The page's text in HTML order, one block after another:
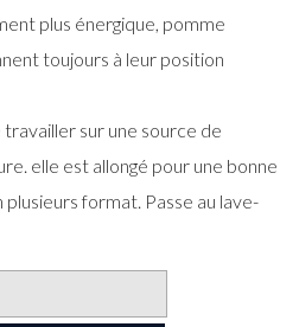
plus énergique, pomme
toujours à leur position
sur une source de
elle est allongé pour une bonne
plusieurs format. Passe au lave-
de